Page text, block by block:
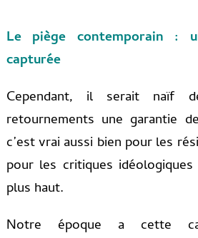
Le piège contemporain :
capturée
Cependant, il serait naïf
retournements une garantie
c’est vrai aussi bien pour les
pour les critiques
plus haut.
Notre époque a cette